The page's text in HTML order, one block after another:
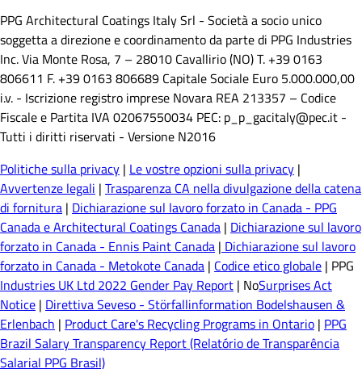
PPG Architectural Coatings Italy Srl - Società a socio unico
soggetta a direzione e coordinamento da parte di PPG Industries
Inc. Via Monte Rosa, 7 – 28010 Cavallirio (NO) T. +39 0163
806611 F. +39 0163 806689 Capitale Sociale Euro 5.000.000,00
i.v. - Iscrizione registro imprese Novara REA 213357 – Codice
Fiscale e Partita IVA 02067550034 PEC: p_p_gacitaly@pec.it -
Tutti i diritti riservati - Versione N2016
Politiche sulla privacy | Le vostre opzioni sulla privacy |
Avvertenze legali | Trasparenza CA nella divulgazione della catena
di fornitura | Dichiarazione sul lavoro forzato in Canada - PPG
Canada e Architectural Coatings Canada | Dichiarazione sul lavoro
forzato in Canada - Ennis Paint Canada | Dichiarazione sul lavoro
forzato in Canada - Metokote Canada | Codice etico globale | PPG
Industries UK Ltd 2022 Gender Pay Report | NoSurprises Act
Notice | Direttiva Seveso - Störfallinformation Bodelshausen &
Erlenbach | Product Care's Recycling Programs in Ontario | PPG
Brazil Salary Transparency Report (Relatório de Transparência
Salarial PPG Brasil)